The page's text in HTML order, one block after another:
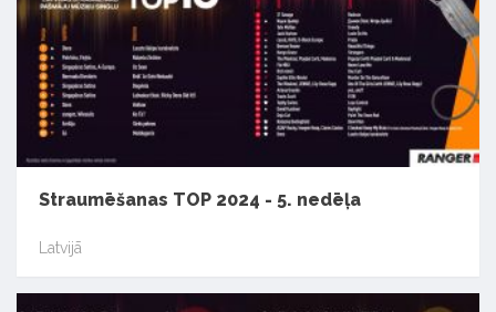
Straumēšanas TOP 2024 - 5. nedēļa
Latvijā